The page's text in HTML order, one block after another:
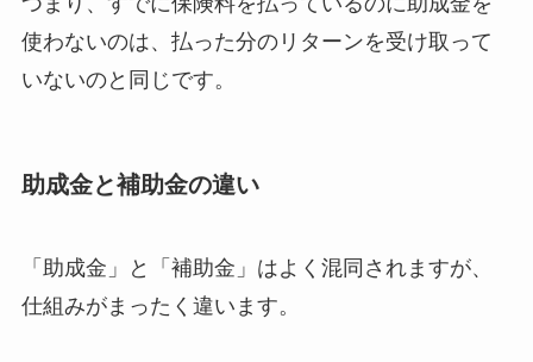
使わないのは、払った分のリターンを受け取って
いないのと同じです。
助成金と補助金の違い
「助成金」と「補助金」はよく混同されますが、
仕組みがまったく違います。